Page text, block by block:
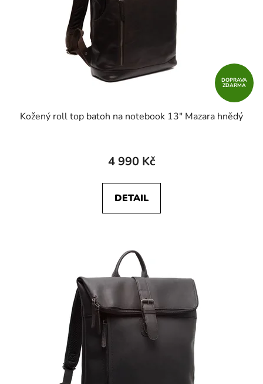
DOPRAVA
ZDARMA
Kožený roll top batoh na notebook 13" Mazara hnědý
4 990 Kč
DETAIL